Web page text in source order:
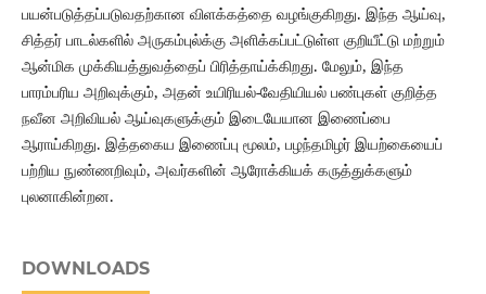
பயன்படுத்தப்படுவதற்கான விளக்கத்தை வழங்குகிறது. இந்த ஆய்வு,
சித்தர் பாடல்களில் அருகம்புல்க்கு அளிக்கப்பட்டுள்ள குறியீட்டு மற்றும்
ஆன்மிக முக்கியத்துவத்தைப் பிரித்தாய்க்கிறது. மேலும், இந்த
பாரம்பரிய அறிவுக்கும், அதன் உயிரியல்-வேதியியல் பண்புகள் குறித்த
நவீன அறிவியல் ஆய்வுகளுக்கும் இடையேயான இணைப்பை
ஆராய்கிறது. இத்தகைய இணைப்பு மூலம், பழந்தமிழர் இயற்கையைப்
பற்றிய நுண்ணறிவும், அவர்களின் ஆரோக்கியக் கருத்துக்களும்
புலனாகின்றன.
DOWNLOADS